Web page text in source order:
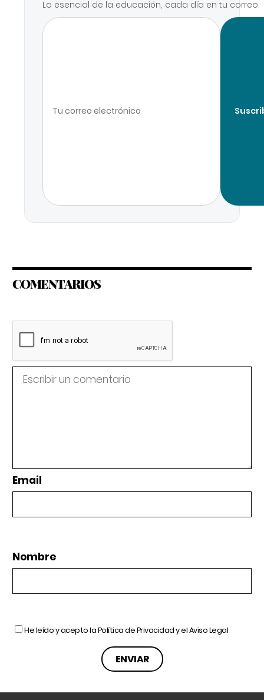
Lo esencial de la educación, cada día en tu correo.
COMENTARIOS
Email
Nombre
He leído y acepto laPolítica de Privacidady elAviso Legal